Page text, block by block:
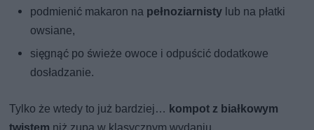
podmienić makaron na pełnoziarnisty lub na płatki
owsiane,
sięgnąć po świeże owoce i odpuścić dodatkowe
dosładzanie.
Tylko że wtedy to już bardziej… kompot z białkowym